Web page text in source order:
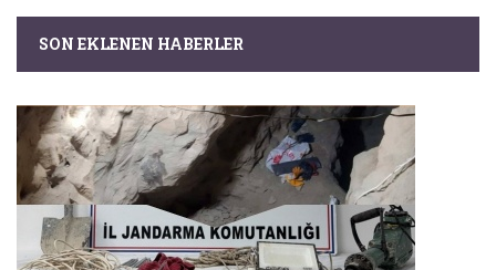
SON EKLENEN HABERLER